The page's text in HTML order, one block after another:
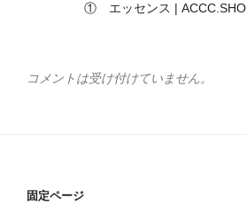
① エッセンス |
コメントは受け付けていません。
固定ページ